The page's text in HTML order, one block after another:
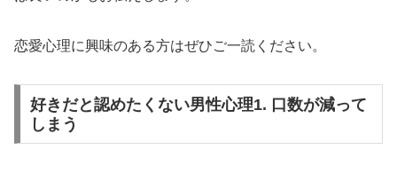
恋愛心理に興味のある方はぜひご一読ください。
好きだと認めたくない男性心理1. 口数が減って
しまう